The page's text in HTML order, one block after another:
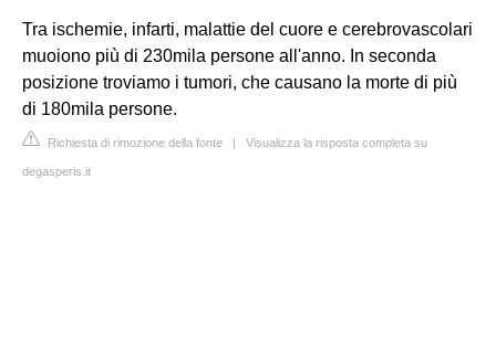
Tra ischemie, infarti, malattie del cuore e cerebrovascolari
muoiono più di 230mila persone all'anno. In seconda
posizione troviamo i tumori, che causano la morte di più
di 180mila persone.
Richiesta di rimozione della fonte | Visualizza la risposta completa su
degasperis.it